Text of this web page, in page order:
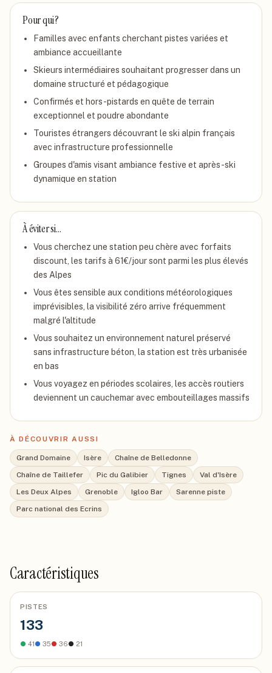
Pour qui ?
Familles avec enfants cherchant pistes variées et
ambiance accueillante
Skieurs intermédiaires souhaitant progresser dans un
domaine structuré et pédagogique
Confirmés et hors-pistards en quête de terrain
exceptionnel et poudre abondante
Touristes étrangers découvrant le ski alpin français
avec infrastructure professionnelle
Groupes d'amis visant ambiance festive et après-ski
dynamique en station
À éviter si…
Vous cherchez une station peu chère avec forfaits
discount, les tarifs à 61€/jour sont parmi les plus élevés
des Alpes
Vous êtes sensible aux conditions météorologiques
imprévisibles, la visibilité zéro arrive fréquemment
malgré l'altitude
Vous souhaitez un environnement naturel préservé
sans infrastructure béton, la station est très urbanisée
en bas
Vous voyagez en périodes scolaires, les accès routiers
deviennent un cauchemar avec embouteillages massifs
À DÉCOUVRIR AUSSI
Grand Domaine Isère
Chaîne de Belledonne
Chaîne de Taillefer
Pic du Galibier Tignes
Val d'Isère
Les Deux Alpes
Grenoble Igloo Bar
Sarenne piste
Parc national des Ecrins
Caractéristiques
PISTES
133
● 41● 35● 36● 21